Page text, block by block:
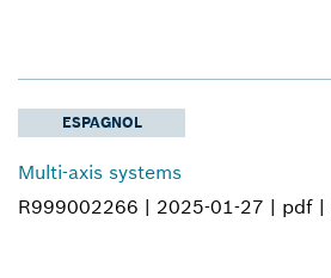
ESPAGNOL
Multi-axis systems
R999002266 | 2025-01-27 | pdf |